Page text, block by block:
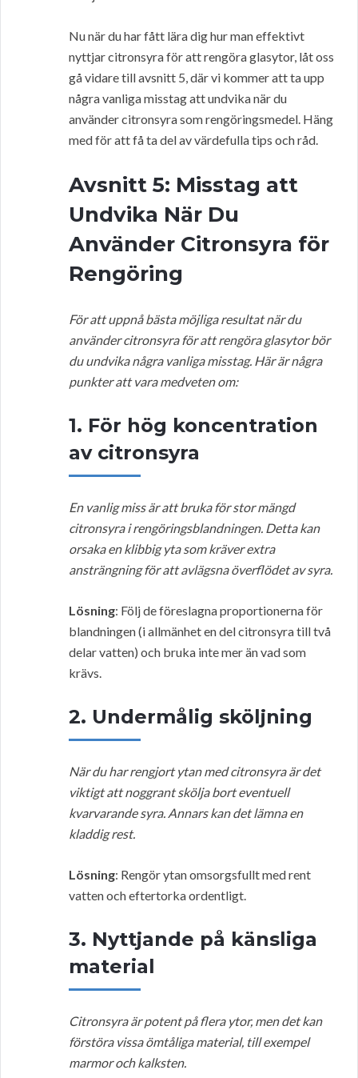
Nu när du har fått lära dig hur man effektivt
nyttjar citronsyra för att rengöra glasytor, låt oss
gå vidare till avsnitt 5, där vi kommer att ta upp
några vanliga misstag att undvika när du
använder citronsyra som rengöringsmedel. Häng
med för att få ta del av värdefulla tips och råd.
Avsnitt 5: Misstag att
Undvika När Du
Använder Citronsyra för
Rengöring
För att uppnå bästa möjliga resultat när du
använder citronsyra för att rengöra glasytor bör
du undvika några vanliga misstag. Här är några
punkter att vara medveten om:
1. För hög koncentration
av citronsyra
En vanlig miss är att bruka för stor mängd
citronsyra i rengöringsblandningen. Detta kan
orsaka en klibbig yta som kräver extra
ansträngning för att avlägsna överflödet av syra.
Lösning: Följ de föreslagna proportionerna för
blandningen (i allmänhet en del citronsyra till två
delar vatten) och bruka inte mer än vad som
krävs.
2. Undermålig sköljning
När du har rengjort ytan med citronsyra är det
viktigt att noggrant skölja bort eventuell
kvarvarande syra. Annars kan det lämna en
kladdig rest.
Lösning: Rengör ytan omsorgsfullt med rent
vatten och eftertorka ordentligt.
3. Nyttjande på känsliga
material
Citronsyra är potent på flera ytor, men det kan
förstöra vissa ömtåliga material, till exempel
marmor och kalksten.